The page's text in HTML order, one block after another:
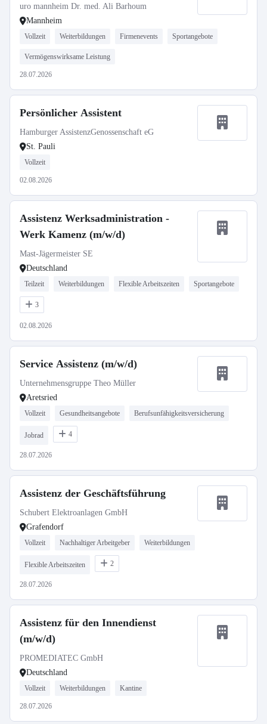
uro mannheim Dr. med. Ali Barhoum
Mannheim
Vollzeit Weiterbildungen Firmenevents Sportangebote
Vermögenswirksame Leistung
28.07.2026
Persönlicher Assistent
Hamburger AssistenzGenossenschaft eG
St. Pauli
Vollzeit
02.08.2026
Assistenz Werksadministration -
Werk Kamenz (m/w/d)
Mast-Jägermeister SE
Deutschland
Teilzeit Weiterbildungen Flexible Arbeitszeiten Sportangebote
3
02.08.2026
Service Assistenz (m/w/d)
Unternehmensgruppe Theo Müller
Aretsried
Vollzeit Gesundheitsangebote Berufsunfähigkeitsversicherung
Jobrad 4
28.07.2026
Assistenz der Geschäftsführung
Schubert Elektroanlagen GmbH
Grafendorf
Vollzeit Nachhaltiger Arbeitgeber Weiterbildungen
Flexible Arbeitszeiten 2
28.07.2026
Assistenz für den Innendienst
(m/w/d)
PROMEDIATEC GmbH
Deutschland
Vollzeit Weiterbildungen Kantine
28.07.2026